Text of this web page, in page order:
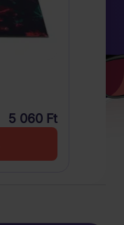
5 060 Ft